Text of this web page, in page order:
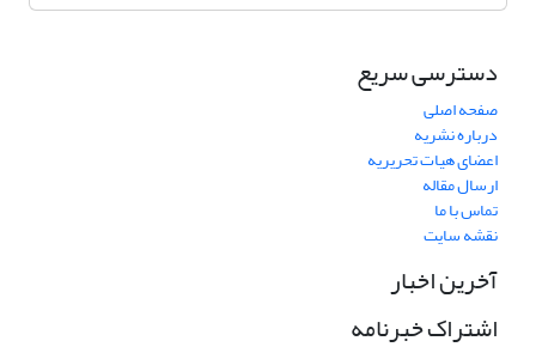
دسترسی سریع
صفحه اصلی
درباره نشریه
اعضای هیات تحریریه
ارسال مقاله
تماس با ما
نقشه سایت
آخرین اخبار
اشتراک خبرنامه